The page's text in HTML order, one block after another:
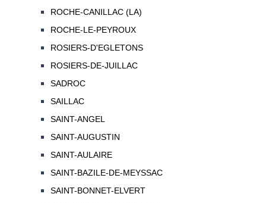
ROCHE-CANILLAC (LA)
ROCHE-LE-PEYROUX
ROSIERS-D'EGLETONS
ROSIERS-DE-JUILLAC
SADROC
SAILLAC
SAINT-ANGEL
SAINT-AUGUSTIN
SAINT-AULAIRE
SAINT-BAZILE-DE-MEYSSAC
SAINT-BONNET-ELVERT